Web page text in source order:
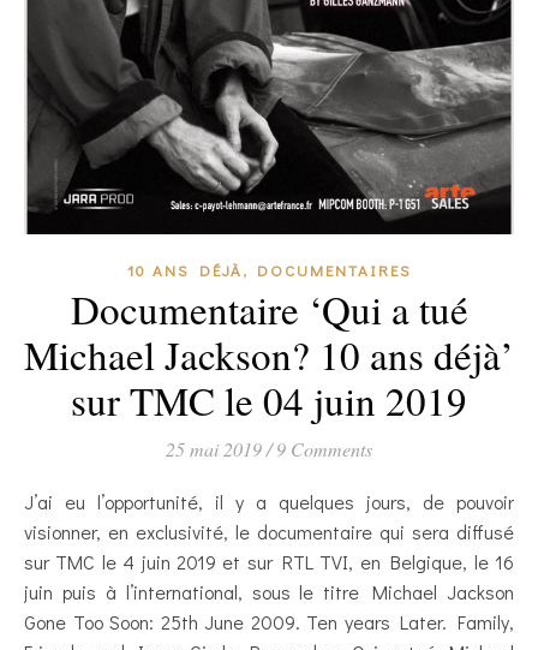
10 ANS DÉJÀ, DOCUMENTAIRES
Documentaire ‘Qui a tué
Michael Jackson? 10 ans déjà’
sur TMC le 04 juin 2019
25 mai 2019/ 9 Comments
J’ai eu l’opportunité, il y a quelques jours, de pouvoir
visionner, en exclusivité, le documentaire qui sera diffusé
sur TMC le 4 juin 2019 et sur RTL TVI, en Belgique, le 16
juin puis à l’international, sous le titre Michael Jackson
Gone Too Soon: 25th June 2009. Ten years Later. Family,